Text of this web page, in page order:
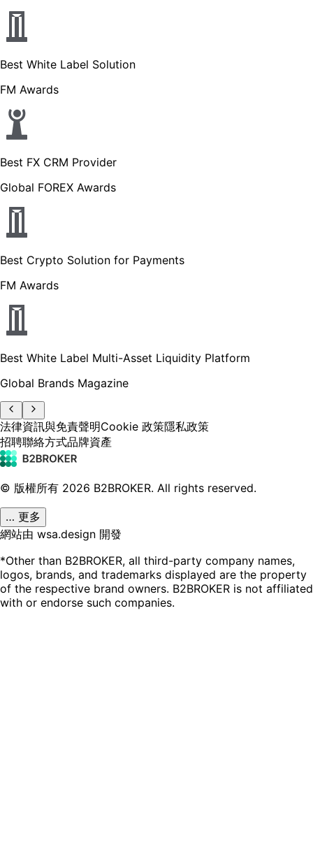
Best White Label Solution
FM Awards
Best FX CRM Provider
Global FOREX Awards
Best Crypto Solution for Payments
FM Awards
Best White Label Multi-Asset Liquidity Platform
Global Brands Magazine
法律資訊與免責聲明Cookie 政策隱私政策
招聘聯絡方式品牌資產
© 版權所有 2026 B2BROKER. All rights reserved.
… 更多
網站由 wsa.design 開發
*Other than B2BROKER, all third-party company names,
logos, brands, and trademarks displayed are the property
of the respective brand owners. B2BROKER is not affiliated
with or endorse such companies.